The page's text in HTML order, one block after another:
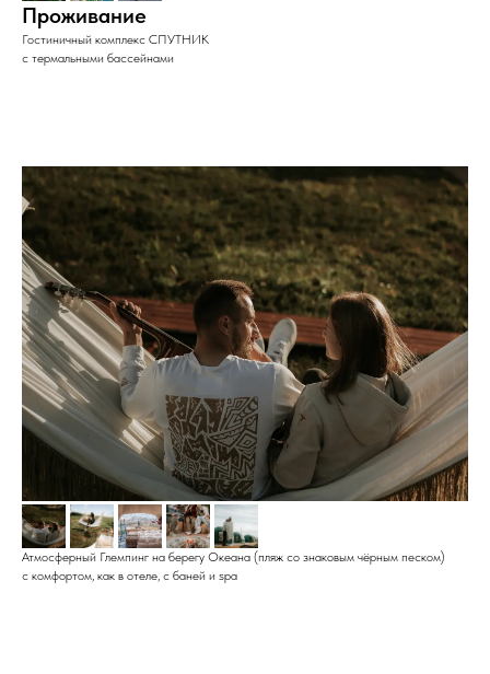
Проживание
Гостиничный комплекс СПУТНИК
с термальными бассейнами
Атмосферный Глемпинг на берегу Океана (пляж со знаковым чёрным песком)
с комфортом, как в отеле, с баней и spa